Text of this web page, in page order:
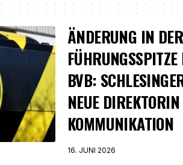
ÄNDERUNG IN DER
FÜHRUNGSSPITZE
BVB:
NEUE DIREKTORIN
KOMMUNIKATION
16. JUNI 2026